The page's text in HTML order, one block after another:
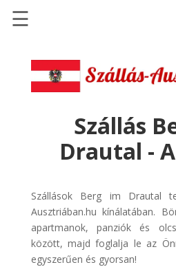
Szállások
Szállásinfo.eu
Repülőjegy
pénzvisszatérítéssel
Discover
Cars
Transzfer
☰
Szállás
Drautal -
Szállások Berg im Drautal
Ausztriában.hu kínálatában.
apartmanok, panziók és
között, majd foglalja le az
egyszerűen és gyorsan!